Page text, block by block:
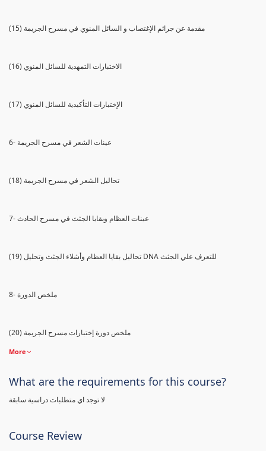
(15) مقدمة عن جرائم الإغتصاب و السائل المنوي في مسرح الجريمة
(16) الاختبارات التمهدية للسائل المنوي
(17) الإختبارات التأكيدية للسائل المنوي
6- عينات الشعر في مسرح الجريمة
(18) تحاليل الشعر في مسرح الجريمة
7- عينات العظام وبقايا الجثث في مسرح الحادث
(19) تحاليل بقايا العظام وأشلاء الجثث وتحليل DNA للتعرف علي الجثث
8- ملخص الدورة
(20) ملخص دورة إختبارات مسرح الجريمة
More
What are the requirements for this course?
لا توجد اي متطلبات دراسية سابقة
Course Review